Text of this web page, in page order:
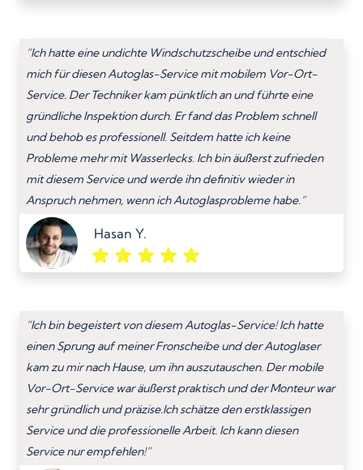
“Ich hatte eine undichte Windschutzscheibe und entschied
mich für diesen Autoglas-Service mit mobilem Vor-Ort-
Service. Der Techniker kam pünktlich an und führte eine
gründliche Inspektion durch. Er fand das Problem schnell
und behob es professionell. Seitdem hatte ich keine
Probleme mehr mit Wasserlecks. Ich bin äußerst zufrieden
mit diesem Service und werde ihn definitiv wieder in
Anspruch nehmen, wenn ich Autoglasprobleme habe.”
Hasan Y.
“Ich bin begeistert von diesem Autoglas-Service! Ich hatte
einen Sprung auf meiner Fronscheibe und der Autoglaser
kam zu mir nach Hause, um ihn auszutauschen. Der mobile
Vor-Ort-Service war äußerst praktisch und der Monteur war
sehr gründlich und präzise.Ich schätze den erstklassigen
Service und die professionelle Arbeit. Ich kann diesen
Service nur empfehlen!”